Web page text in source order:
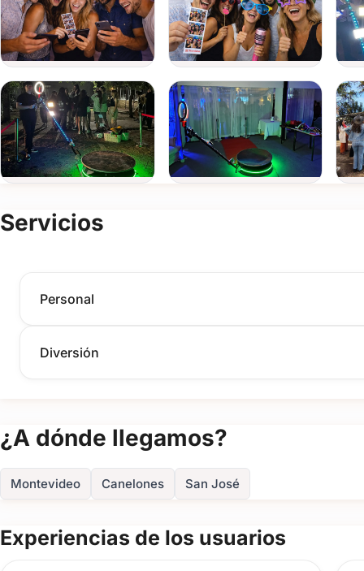
GIFs animados.
Boomerangs dinámicos.
Mensajes en video de los invitados.
Cotillón exclusivo: accesorios para darle un toque especial y
Plataforma 360: videos espectaculares para potenciar la
La Plataforma 360 crea videos envolventes con efectos
potenciar la visibilidad de tu marca o evento.
Incluye:
Edición en tiempo real con música y efectos especiales.
Brindamos servicio en Montevideo, Canelones y San José.
Servicios
Personal
Diversión
¿A dónde llegamos?
Montevideo Canelones San José
Experiencias de los usuarios